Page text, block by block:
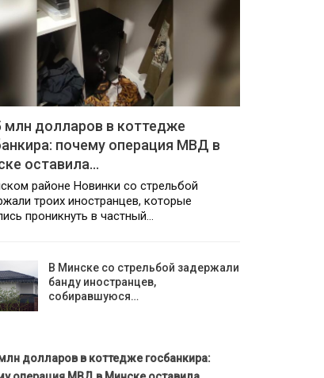
млн долларов в коттедже
почему операция МВД в
оставила…
районе Новинки со стрельбой
троих иностранцев, которые
проникнуть в частный…
В Минске со стрельбой задержали
банду иностранцев,
собиравшуюся…
долларов в коттедже госбанкира: